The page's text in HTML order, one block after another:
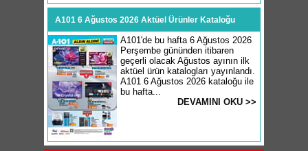
A101 6 Ağustos 2026 Aktüel Ürünler Kataloğu
A101'de bu hafta 6 Ağustos 2026
Perşembe gününden itibaren
geçerli olacak Ağustos ayının ilk
aktüel ürün katalogları yayınlandı.
A101 6 Ağustos 2026 kataloğu ile
bu hafta...
DEVAMINI OKU >>